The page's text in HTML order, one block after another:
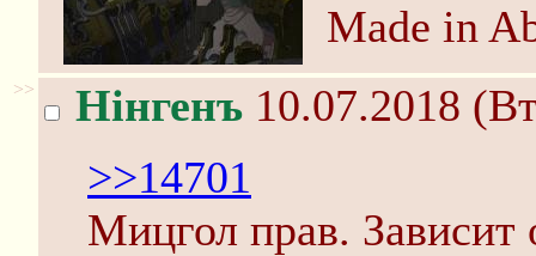
Made in
>> Нінгенъ 10.07.2018
>>14701
Мицгол прав. Зависит